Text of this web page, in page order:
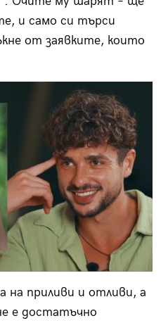
и само си търси
от заявките, които
на приливи и отливи, а
е достатъчно